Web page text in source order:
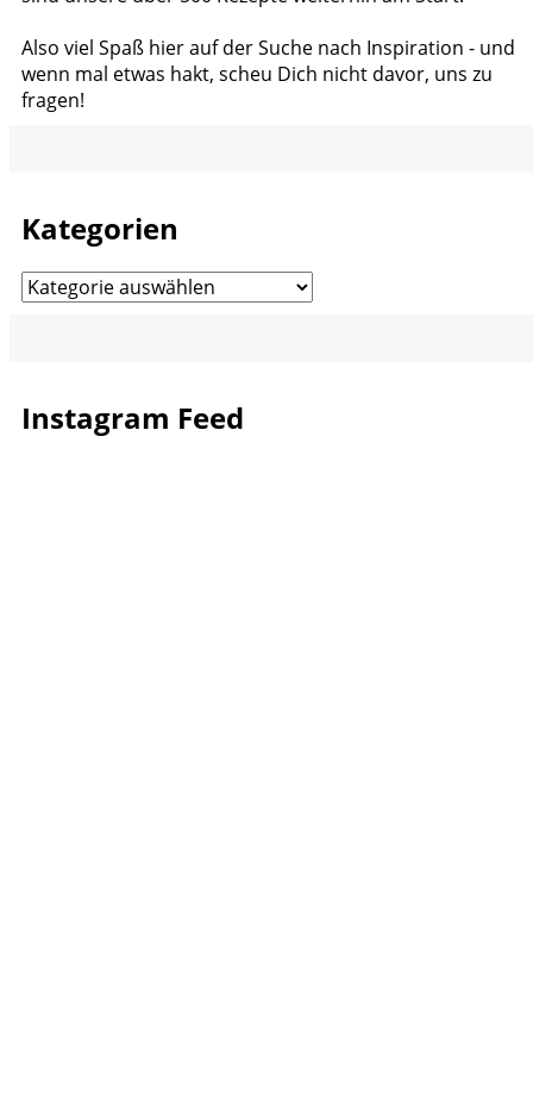
Also viel Spaß hier auf der Suche nach Inspiration - und
wenn mal etwas hakt, scheu Dich nicht davor, uns zu
fragen!
Kategorien
Kategorien
Instagram Feed